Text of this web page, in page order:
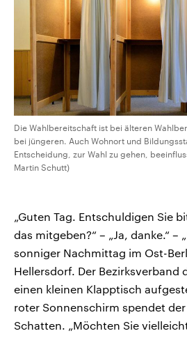
Die Wahlbereitschaft ist bei älteren
bei jüngeren. Auch Wohnort und
Entscheidung, zur Wahl zu gehen,
Martin Schutt)
„Guten Tag. Entschuldigen Sie
das mitgeben?“ – „Ja, danke.“ –
sonniger Nachmittag im Ost-
Hellersdorf. Der Bezirksverband
einen kleinen Klapptisch
roter Sonnenschirm spendet
Schatten. „Möchten Sie